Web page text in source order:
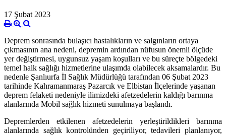
17 Şubat 2023
Deprem sonrasında bulaşıcı hastalıkların ve salgınların ortaya
çıkmasının ana nedeni, depremin ardından nüfusun önemli ölçüde
yer değiştirmesi, uygunsuz yaşam koşulları ve bu süreçte bölgedeki
temel halk sağlığı hizmetlerine ulaşımda olabilecek aksamalardır. Bu
nedenle Şanlıurfa İl Sağlık Müdürlüğü tarafından 06 Şubat 2023
tarihinde Kahramanmaraş Pazarcık ve Elbistan İlçelerinde yaşanan
deprem felaketi nedeniyle ilimizdeki afetzedelerin kaldığı barınma
alanlarında Mobil sağlık hizmeti sunulmaya başlandı.
Depremlerden etkilenen afetzedelerin yerleştirildikleri barınma
alanlarında sağlık kontrolünden geçiriliyor, tedavileri planlanıyor,